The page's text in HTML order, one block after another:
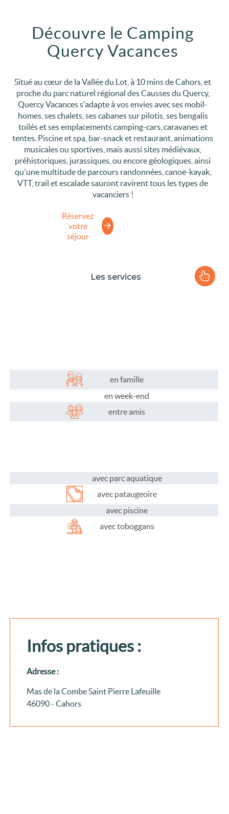
Découvre le Camping
Quercy Vacances
Situé au cœur de la Vallée du Lot, à 10 mins de Cahors, et
proche du parc naturel régional des Causses du Quercy,
Quercy Vacances s'adapte à vos envies avec ses mobil-
homes, ses chalets, ses cabanes sur pilotis, ses bengalis
toilés et ses emplacements camping-cars, caravanes et
tentes. Piscine et spa, bar-snack et restaurant, animations
musicales ou sportives, mais aussi sites médiévaux,
préhistoriques, jurassiques, ou encore géologiques, ainsi
qu'une multitude de parcours randonnées, canoë-kayak,
VTT, trail et escalade sauront ravirent tous les types de
vacanciers !
Réservez
votre
séjour
Les services
Les infos pratiques
en famille
en week-end
entre amis
avec parc aquatique
avec pataugeoire
avec piscine
avec toboggans
Infos pratiques :
Adresse :
Mas de la Combe Saint Pierre Lafeuille
46090 - Cahors